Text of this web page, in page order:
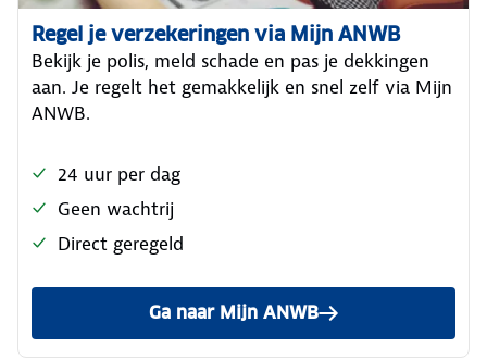
Regel je verzekeringen via Mijn ANWB
Bekijk je polis, meld schade en pas je dekkingen
aan. Je regelt het gemakkelijk en snel zelf via Mijn
ANWB.
24 uur per dag
Geen wachtrij
Direct geregeld
Ga naar Mijn ANWBom alles voor jouw